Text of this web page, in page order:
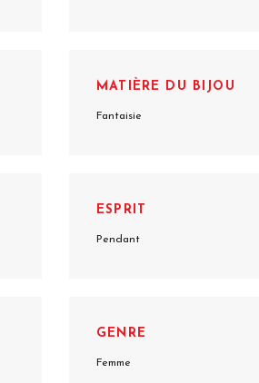
MATIÈRE DU BIJOU
Fantaisie
ESPRIT
Pendant
GENRE
Femme